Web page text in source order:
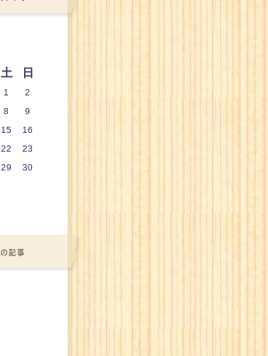
土 日
1
2
8
9
15
16
22
23
29
30